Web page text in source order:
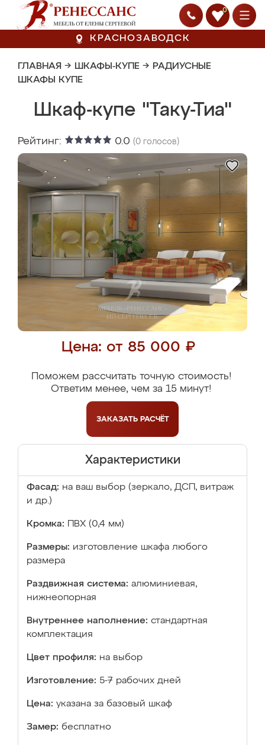
0
КРАСНОЗАВОДСК
ГЛАВНАЯ → ШКАФЫ-КУПЕ → РАДИУСНЫЕ
ШКАФЫ КУПЕ
Шкаф-купе "Таку-Тиа"
Рейтинг: 0.0 (0 голосов)
Цена: от 85 000 ₽
Поможем рассчитать точную стоимость!
Ответим менее, чем за 15 минут!
ЗАКАЗАТЬ РАСЧЁТ
Характеристики
Фасад: на ваш выбор (зеркало, ДСП, витраж
и др.)
Кромка: ПВХ (0,4 мм)
Размеры: изготовление шкафа любого
размера
Раздвижная система: алюминиевая,
нижнеопорная
Внутреннее наполнение: стандартная
комплектация
Цвет профиля: на выбор
Изготовление: 5-7 рабочих дней
Цена: указана за базовый шкаф
Замер: бесплатно